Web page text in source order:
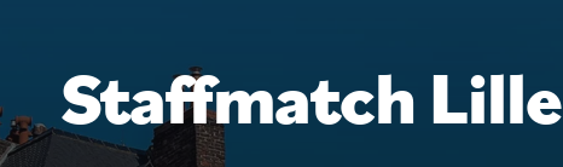
Staffmatch Lille